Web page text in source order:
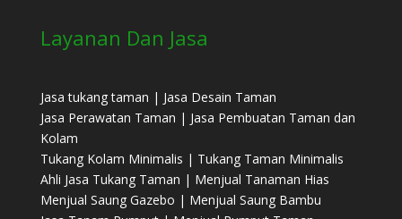
Layanan Dan Jasa
Jasa tukang taman | Jasa Desain Taman
Jasa Perawatan Taman | Jasa Pembuatan Taman dan
Kolam
Tukang Kolam Minimalis | Tukang Taman Minimalis
Ahli Jasa Tukang Taman | Menjual Tanaman Hias
Menjual Saung Gazebo | Menjual Saung Bambu